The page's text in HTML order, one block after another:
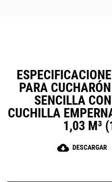
PARA
SENCILLA
CUCHILLA
1,03 M³
cloud_download DESCARGAR